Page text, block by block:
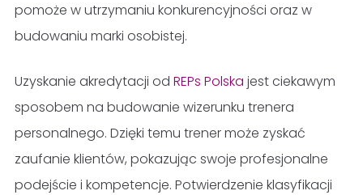
pomoże w utrzymaniu konkurencyjności oraz w
budowaniu marki osobistej.
Uzyskanie akredytacji od REPs Polska jest ciekawym
sposobem na budowanie wizerunku trenera
personalnego. Dzięki temu trener może zyskać
zaufanie klientów, pokazując swoje profesjonalne
podejście i kompetencje. Potwierdzenie klasyfikacji